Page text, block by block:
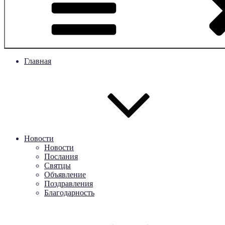
Главная
Новости
Новости
Послания
Святцы
Объявление
Поздравления
Благодарность